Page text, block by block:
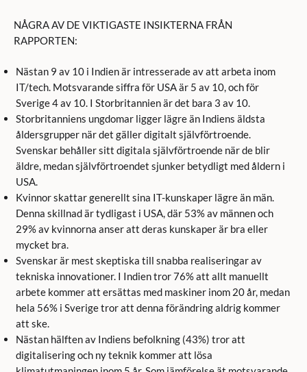
NÅGRA AV DE VIKTIGASTE INSIKTERNA FRÅN
RAPPORTEN:
Nästan 9 av 10 i Indien är intresserade av att arbeta inom
IT/tech. Motsvarande siffra för USA är 5 av 10, och för
Sverige 4 av 10. I Storbritannien är det bara 3 av 10.
Storbritanniens ungdomar ligger lägre än Indiens äldsta
åldersgrupper när det gäller digitalt självförtroende.
Svenskar behåller sitt digitala självförtroende när de blir
äldre, medan självförtroendet sjunker betydligt med åldern i
USA.
Kvinnor skattar generellt sina IT-kunskaper lägre än män.
Denna skillnad är tydligast i USA, där 53% av männen och
29% av kvinnorna anser att deras kunskaper är bra eller
mycket bra.
Svenskar är mest skeptiska till snabba realiseringar av
tekniska innovationer. I Indien tror 76% att allt manuellt
arbete kommer att ersättas med maskiner inom 20 år, medan
hela 56% i Sverige tror att denna förändring aldrig kommer
att ske.
Nästan hälften av Indiens befolkning (43%) tror att
digitalisering och ny teknik kommer att lösa